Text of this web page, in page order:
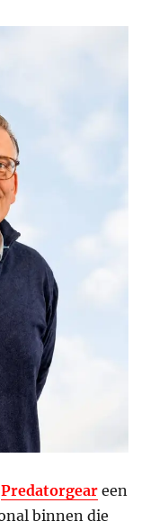
Predatorgear een
binnen die